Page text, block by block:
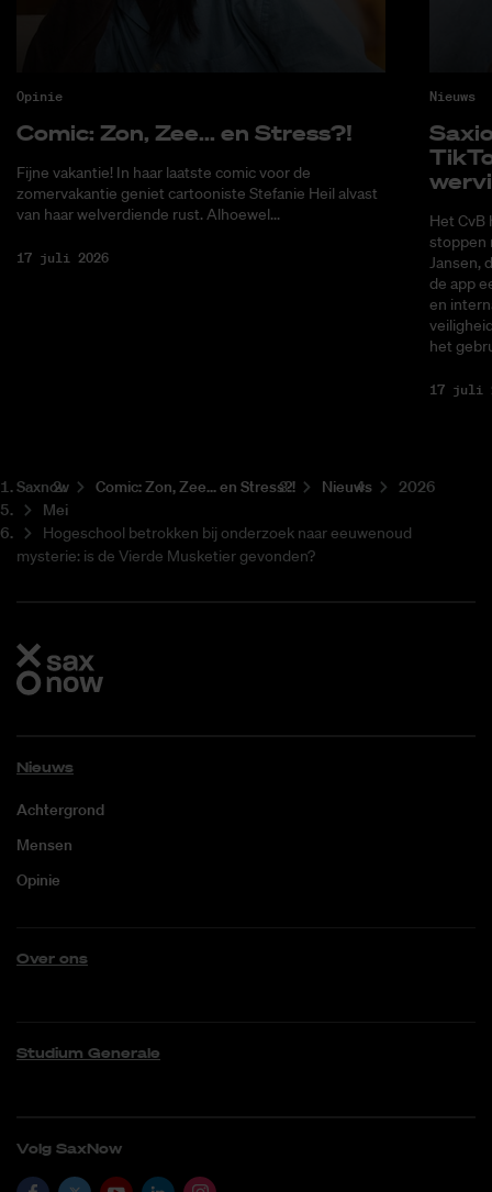
Opinie
Co­mic: Zon, Zee... en Stress?!
Fijne vakantie! In haar laatste comic voor de
zomervakantie geniet cartooniste Stefanie Heil alvast
van haar welverdiende rust. Alhoewel...
17 juli 2026
Nieuws
Het CvB
stoppen
Jansen,
de app
en
het
17 juli
Saxnow Co­mic: Zon, Zee... en Stress?! Nieuws
2026
Mei
Hogeschool betrokken bij onderzoek naar eeuwenoud
mysterie: is de Vierde Musketier gevonden?
Nieuws
Achtergrond
Mensen
Opinie
Over ons
Studium Generale
Volg SaxNow